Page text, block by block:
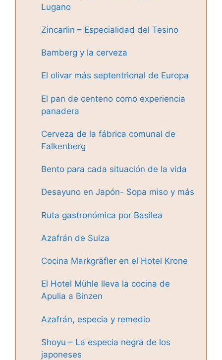
Lugano
Zincarlin – Especialidad del Tesino
Bamberg y la cerveza
El olivar más septentrional de Europa
El pan de centeno como experiencia
panadera
Cerveza de la fábrica comunal de
Falkenberg
Bento para cada situación de la vida
Desayuno en Japón- Sopa miso y más
Ruta gastronómica por Basilea
Azafrán de Suiza
Cocina Markgräfler en el Hotel Krone
El Hotel Mühle lleva la cocina de
Apulia a Binzen
Azafrán, especia y remedio
Shoyu – La especia negra de los
japoneses